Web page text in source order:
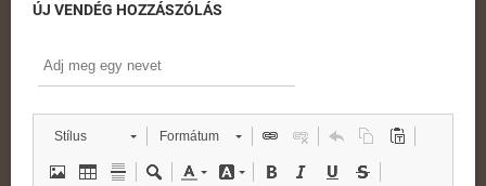
ÚJ VENDÉG HOZZÁSZÓLÁS
Stílus Formátum